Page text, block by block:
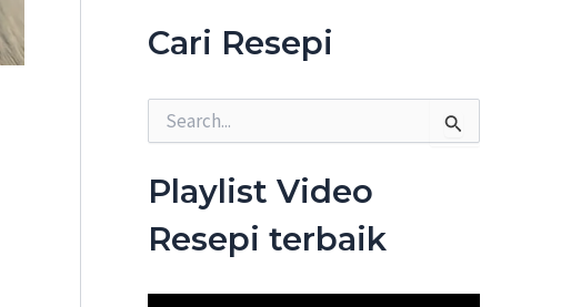
s
s
Cari Resepi
rPlaylist Video
Resepi terbaik